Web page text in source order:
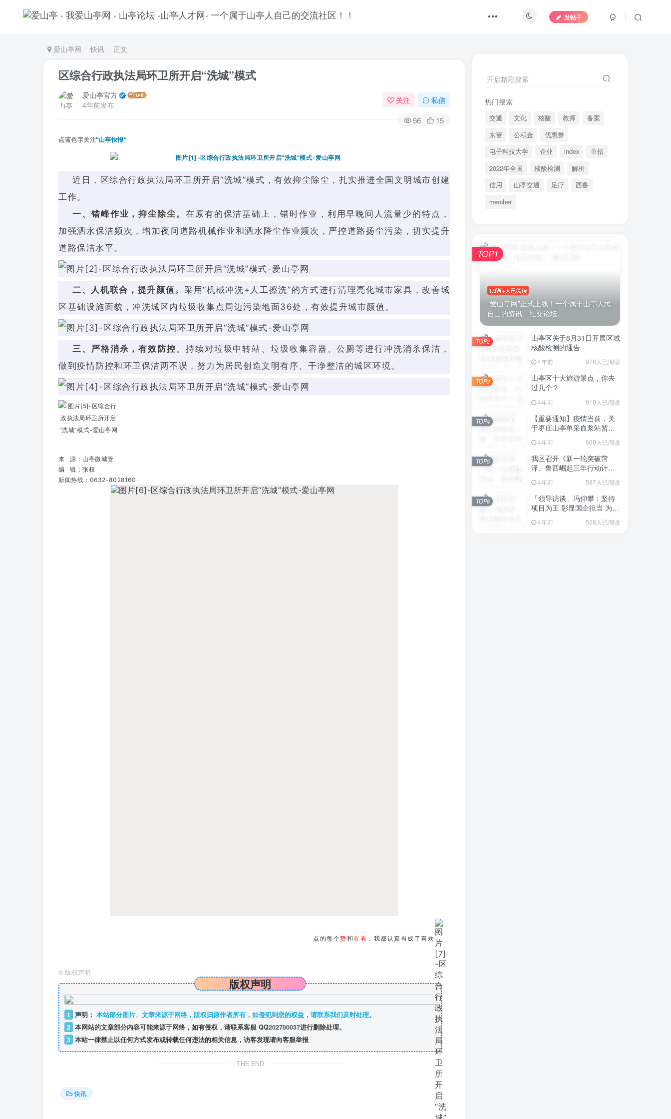
发帖子
爱山亭网 快讯 正文
区综合行政执法局环卫所开启“洗城”模式
爱山亭官方
4年前发布
关注 私信
56 15
点蓝色字关注“山亭快报“
近日，区综合行政执法局环卫所开启“洗城”模式，有效抑尘除尘，扎实推进全国文明城市创建
工作。
一、错峰作业，抑尘除尘。 在原有的保洁基础上，错时作业，利用早晚间人流量少的特点，
加强洒水保洁频次，增加夜间道路机械作业和洒水降尘作业频次，严控道路扬尘污染，切实提升
道路保洁水平。
二、人机联合，提升颜值。采用“机械冲洗+人工擦洗”的方式进行清理亮化城市家具，改善城
区基础设施面貌，冲洗城区内垃圾收集点周边污染地面36处，有效提升城市颜值。
三、严格消杀，有效防控。持续对垃圾中转站、垃圾收集容器、公厕等进行冲洗消杀保洁，
做到疫情防控和环卫保洁两不误，努力为居民创造文明有序、干净整洁的城区环境。
来 源：山亭微城管
编 辑：张权
新闻热线：0632-8028160
点的每个赞和在看 ，我都认真当成了喜欢
© 版权声明
版权声明
1 声明： 本站部分图片、文章来源于网络，版权归原作者所有，如侵犯到您的权益，请联系我们及时处理。
2 本网站的文章部分内容可能来源于网络，如有侵权，请联系客服 QQ202700037进行删除处理。
3 本站一律禁止以任何方式发布或转载任何违法的相关信息，访客发现请向客服举报
THE END
快讯
开启精彩搜索
热门搜索
交通 文化 核酸 教师
备案
东营
公积金
优惠券
电子科技大学
企业 index
单招
2022年全国
核酸检测
解析
信用
山亭交通 足疗
西鲁
member
1.9W+人已阅读
“爱山亭网”正式上线！一个属于山亭人民
自己的资讯、社交论坛。
TOP1
山亭区关于8月31日开展区域
核酸检测的通告
4年前 978人已阅读
TOP2
山亭区十大旅游景点，你去
过几个？
4年前 910人已阅读
TOP3
【重要通知】疫情当前，关
于枣庄山亭单采血浆站暂停
4年前 600人已阅读
TOP4
我区召开《新一轮突破菏
泽、鲁西崛起三年行动计划
意见稿）政策分析研判会议
4年前 587人已阅读
TOP5
「领导访谈」冯仰攀：坚持
项目为王 彰显国企担当 为全
点项目建设贡献“交发力量”
4年前 558人已阅读
TOP6
登录
没有账号？立即注册
登录
微信登录
使用社交账号登录即表示同意